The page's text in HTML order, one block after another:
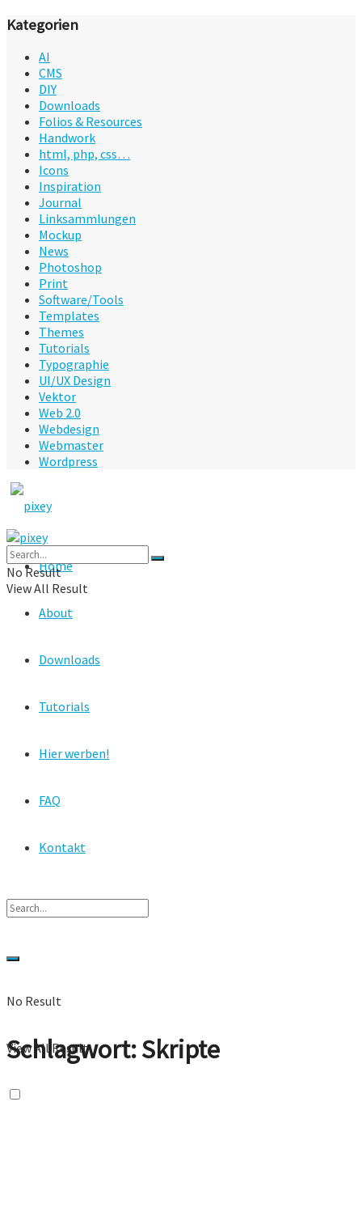
Kategorien
AI
CMS
DIY
Downloads
Folios & Resources
Handwork
html, php, css…
Icons
Inspiration
Journal
Linksammlungen
Mockup
News
Photoshop
Print
Software/Tools
Templates
Themes
Tutorials
Typographie
UI/UX Design
Vektor
Web 2.0
Webdesign
Webmaster
Wordpress
Home
About
Downloads
Tutorials
Hier werben!
FAQ
Kontakt
No Result
View All Result
No Result
View All Result
Schlagwort:Skripte